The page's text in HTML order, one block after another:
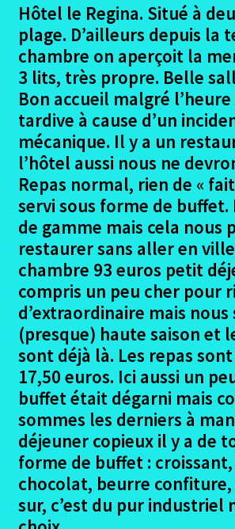
Hôtel le Regina. Situé à
plage. D’ailleurs depuis la
chambre on aperçoit la
3 lits, très propre. Belle
Bon accueil malgré l’heure
tardive à cause d’un
mécanique. Il y a un
l’hôtel aussi nous ne
Repas normal, rien de «
servi sous forme de buffet.
de gamme mais cela nous
restaurer sans aller en
chambre 93 euros petit
compris un peu cher pour
d’extraordinaire mais nous
(presque) haute saison et
sont déjà là. Les repas
17,50 euros. Ici aussi un
buffet était dégarni mais
sommes les derniers à
déjeuner copieux il y a de
forme de buffet :
chocolat, beurre
sur, c’est du pur industriel